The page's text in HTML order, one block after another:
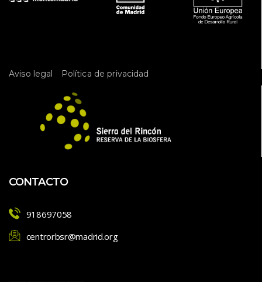
Aviso legal Política de privacidad
CONTACTO
918697058
centrorbsr@madrid.org